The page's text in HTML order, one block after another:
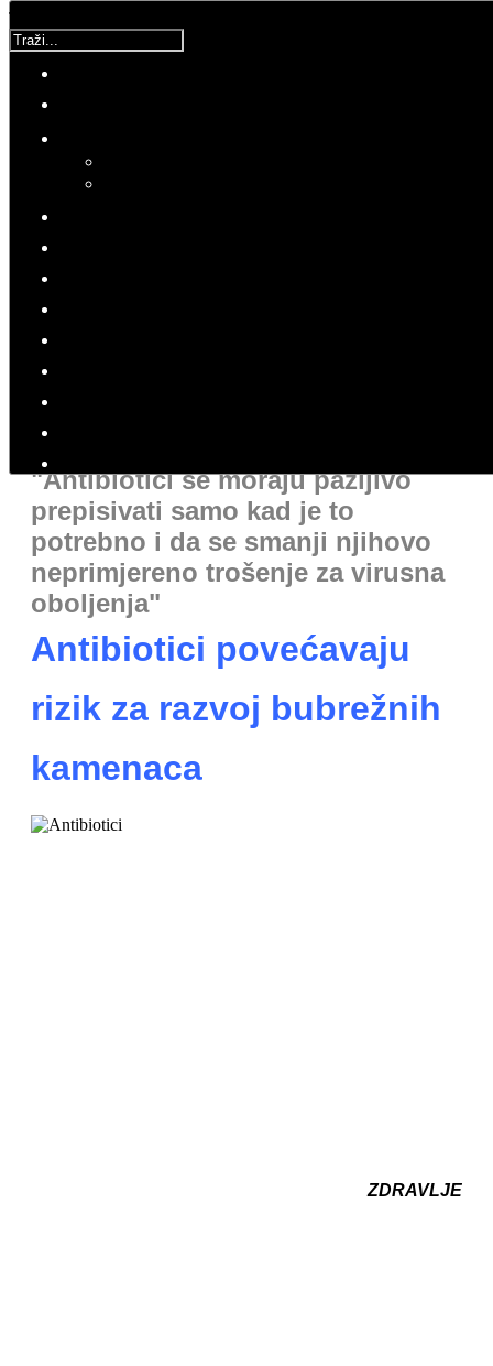
Traži...
UCM
Kategorija:
ZDRAVLJE
"Antibiotici se moraju pažljivo
prepisivati samo kad je to
potrebno i da se smanji njihovo
neprimjereno trošenje za virusna
oboljenja"
Antibiotici povećavaju
rizik za razvoj bubrežnih
kamenaca
ZDRAVLJE